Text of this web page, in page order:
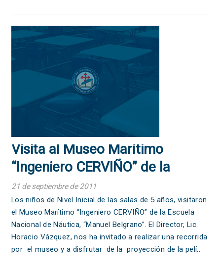
Visita al Museo Marítimo
“Ingeniero CERVIÑO” de la
Escuela Nacional de Náutica
21 de septiembre de 2011
Los niños de Nivel Inicial de las salas de 5 años, visitaron
el Museo Marítimo “Ingeniero CERVIÑO” de la Escuela
Nacional de Náutica, “Manuel Belgrano”. El Director, Lic.
Horacio Vázquez, nos ha invitado a realizar una recorrida
por el museo y a disfrutar de la proyección de la pelí..